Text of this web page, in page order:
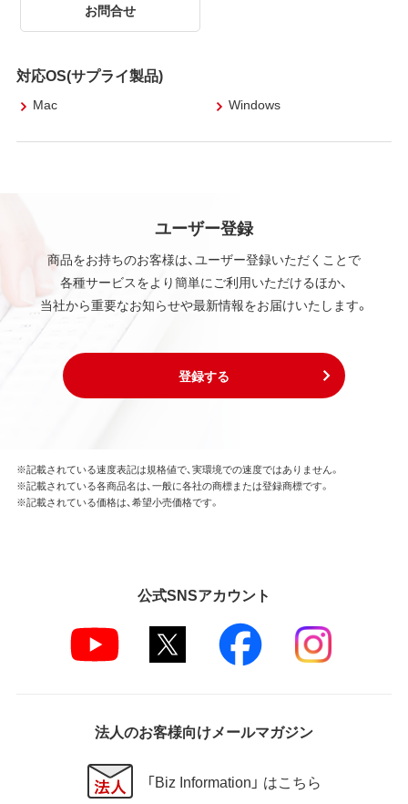
お問合せ
対応OS(サプライ製品)
Mac Windows
ユーザー登録
商品をお持ちのお客様は、ユーザー登録いただくことで
各種サービスをより簡単にご利用いただけるほか、
当社から重要なお知らせや最新情報をお届けいたします。
登録する
※記載されている速度表記は規格値で、実環境での速度ではありません。
※記載されている各商品名は、一般に各社の商標または登録商標です。
※記載されている価格は、希望小売価格です。
公式SNSアカウント
法人のお客様向けメールマガジン
「Biz Information」 はこちら